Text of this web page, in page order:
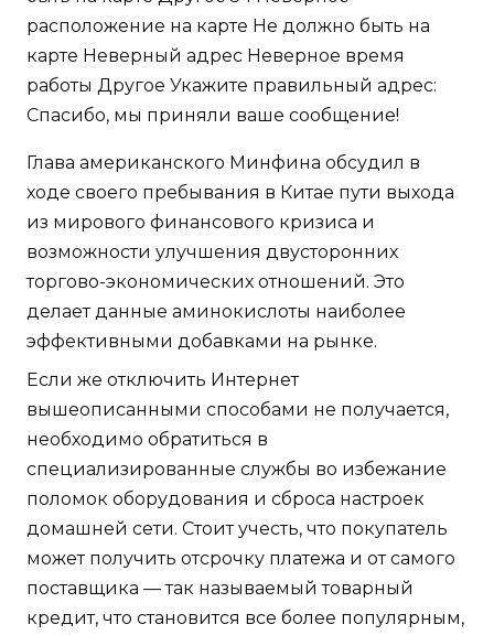
расположение на карте Не должно быть на
карте Неверный адрес Неверное время
работы Другое Укажите правильный адрес:
Спасибо, мы приняли ваше сообщение!
Глава американского Минфина обсудил в
ходе своего пребывания в Китае пути выхода
из мирового финансового кризиса и
возможности улучшения двусторонних
торгово-экономических отношений. Это
делает данные аминокислоты наиболее
эффективными добавками на рынке.
Если же отключить Интернет
вышеописанными способами не получается,
необходимо обратиться в
специализированные службы во избежание
поломок оборудования и сброса настроек
домашней сети. Стоит учесть, что покупатель
может получить отсрочку платежа и от самого
поставщика — так называемый товарный
кредит, что становится все более популярным,